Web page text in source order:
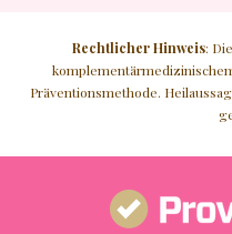
Rechtlicher Hinweis:
Präventionsmethode.